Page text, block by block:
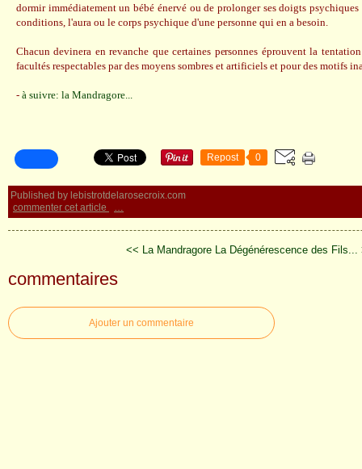
dormir immédiatement un bébé énervé ou de prolonger ses doigts psychiques
conditions, l'aura ou le corps psychique d'une personne qui en a besoin.
Chacun devinera en revanche que certaines personnes éprouvent la
facultés respectables par des moyens sombres et artificiels et pour des motifs
- à suivre: la Mandragore...
Repost 0
Published by lebistrotdelarosecroix.com
commenter cet article
…
<< La Mandragore La Dégénérescence des Fils...
commentaires
Ajouter un commentaire